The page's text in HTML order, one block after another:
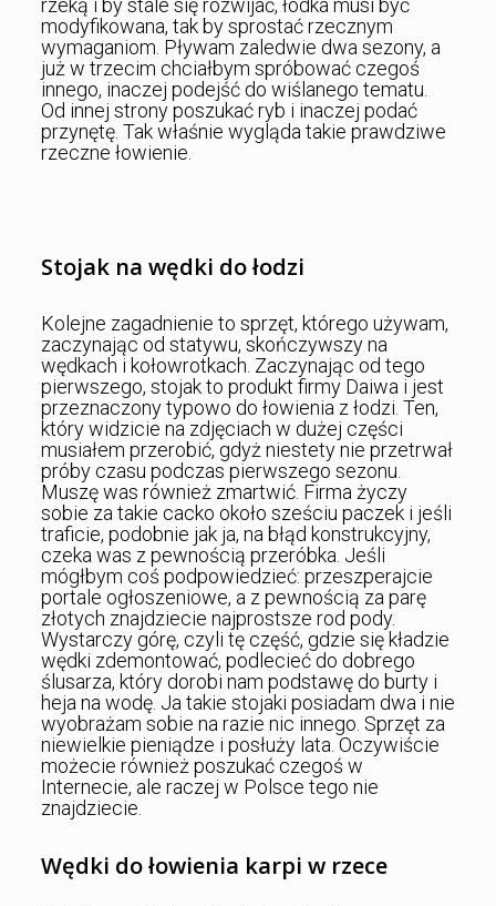
rzeką i by stale się rozwijać, łódka musi być
modyfikowana, tak by sprostać rzecznym
wymaganiom. Pływam zaledwie dwa sezony, a
już w trzecim chciałbym spróbować czegoś
innego, inaczej podejść do wiślanego tematu.
Od innej strony poszukać ryb i inaczej podać
przynętę. Tak właśnie wygląda takie prawdziwe
rzeczne łowienie.
Stojak na wędki do łodzi
Kolejne zagadnienie to sprzęt, którego używam,
zaczynając od statywu, skończywszy na
wędkach i kołowrotkach. Zaczynając od tego
pierwszego, stojak to produkt firmy Daiwa i jest
przeznaczony typowo do łowienia z łodzi. Ten,
który widzicie na zdjęciach w dużej części
musiałem przerobić, gdyż niestety nie przetrwał
próby czasu podczas pierwszego sezonu.
Muszę was również zmartwić. Firma życzy
sobie za takie cacko około sześciu paczek i jeśli
traficie, podobnie jak ja, na błąd konstrukcyjny,
czeka was z pewnością przeróbka. Jeśli
mógłbym coś podpowiedzieć: przeszperajcie
portale ogłoszeniowe, a z pewnością za parę
złotych znajdziecie najprostsze rod pody.
Wystarczy górę, czyli tę część, gdzie się kładzie
wędki zdemontować, podlecieć do dobrego
ślusarza, który dorobi nam podstawę do burty i
heja na wodę. Ja takie stojaki posiadam dwa i nie
wyobrażam sobie na razie nic innego. Sprzęt za
niewielkie pieniądze i posłuży lata. Oczywiście
możecie również poszukać czegoś w
Internecie, ale raczej w Polsce tego nie
znajdziecie.
Wędki do łowienia karpi w rzece